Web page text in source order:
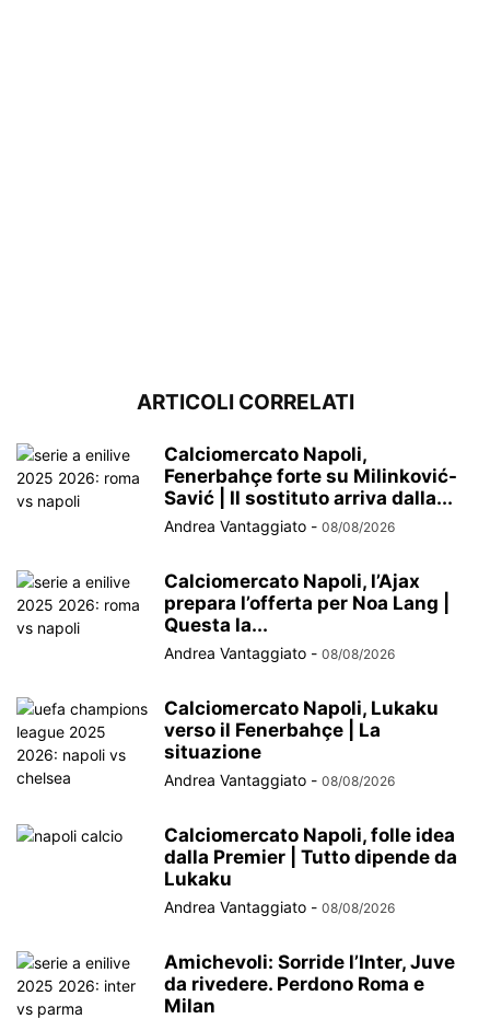
ARTICOLI CORRELATI
Calciomercato Napoli,
Fenerbahçe forte su Milinković-
Savić | Il sostituto arriva dalla...
Andrea Vantaggiato - 08/08/2026
Calciomercato Napoli, l’Ajax
prepara l’offerta per Noa Lang |
Questa la...
Andrea Vantaggiato - 08/08/2026
Calciomercato Napoli, Lukaku
verso il Fenerbahçe | La
situazione
Andrea Vantaggiato - 08/08/2026
Calciomercato Napoli, folle idea
dalla Premier | Tutto dipende da
Lukaku
Andrea Vantaggiato - 08/08/2026
Amichevoli: Sorride l’Inter, Juve
da rivedere. Perdono Roma e
Milan